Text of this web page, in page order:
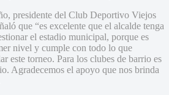
presidente del Club Deportivo Viejos
que “es excelente que el alcalde tenga
el estadio municipal, porque es
nivel y cumple con todo lo que
este torneo. Para los clubes de barrio es
Agradecemos el apoyo que nos brinda